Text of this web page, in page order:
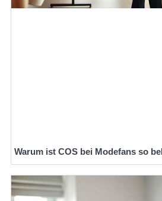
Warum ist COS bei Modefans so